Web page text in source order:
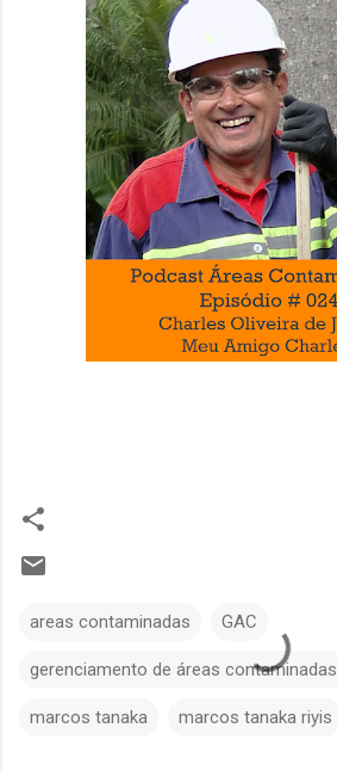
areas contaminadas GAC
gerenciamento de áreas contaminadas
marcos tanaka marcos tanaka riyis